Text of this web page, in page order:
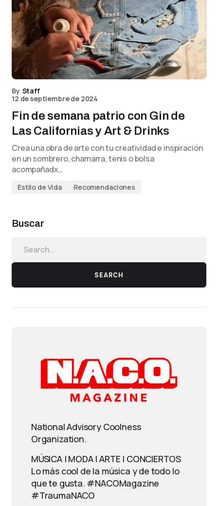
By Staff
12 de septiembre de 2024
Fin de semana patrio con Gin de
Las Californias y Art & Drinks
Crea una obra de arte con tu creatividad e inspiración
en un sombrero, chamarra, tenis o bolsa
acompañadx…
Estilo de Vida Recomendaciones
Buscar
SEARCH
National Advisory Coolness
Organization.
MÚSICA | MODA | ARTE | CONCIERTOS
Lo más cool de la música y de todo lo
que te gusta. #NACOMagazine
#TraumaNACO